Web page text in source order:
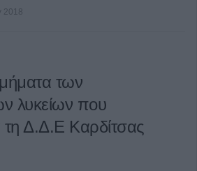
2018
των
λυκείων που
τη Δ.Δ.Ε Καρδίτσας